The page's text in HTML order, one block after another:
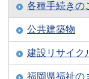
各種手続きの
公共建築物
建設リサイク
福岡県福祉の